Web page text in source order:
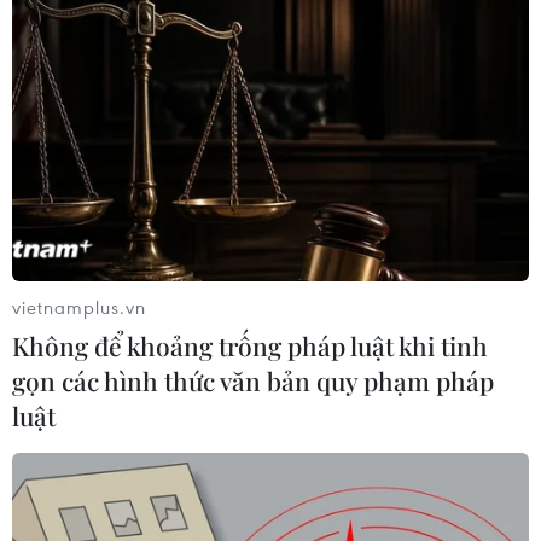
Lào Cai: Khởi tố 2 đối
tượng làm giả gạo Séng Cù,
thu giữ hơn 22 tấn
10/08/2026 08:59
dự chương trình kỷ niệm
35 năm kết nối hàng
không, du lịch Việt Nam-
Australia
Tây Ninh: Hơn 3.000 mộ Hoạt động của Tổng Bí thư,
vietnamplus.vn
Không để khoảng trống pháp luật khi tinh
gọn các hình thức văn bản quy phạm pháp
luật